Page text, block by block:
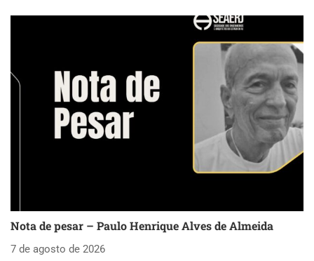
Nota de pesar – Paulo Henrique Alves de Almeida
7 de agosto de 2026